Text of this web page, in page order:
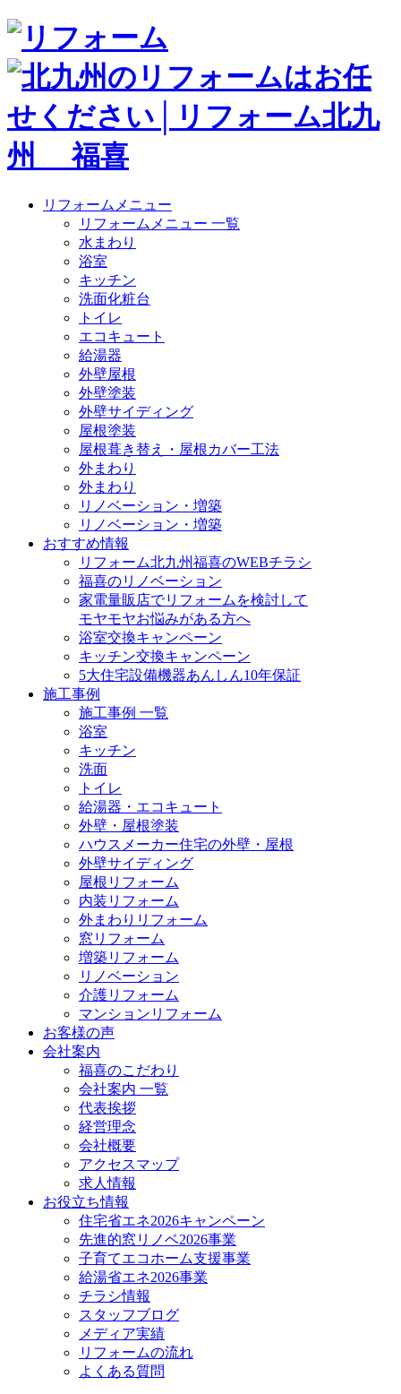
リフォームメニュー
リフォームメニュー 一覧
水まわり
浴室
キッチン
洗面化粧台
トイレ
エコキュート
給湯器
外壁屋根
外壁塗装
外壁サイディング
屋根塗装
屋根葺き替え・屋根カバー工法
外まわり
外まわり
リノベーション・増築
リノベーション・増築
おすすめ情報
リフォーム北九州福喜のWEBチラシ
福喜のリノベーション
家電量販店でリフォームを検討して
モヤモヤお悩みがある方へ
浴室交換キャンペーン
キッチン交換キャンペーン
5大住宅設備機器あんしん10年保証
施工事例
施工事例 一覧
浴室
キッチン
洗面
トイレ
給湯器・エコキュート
外壁・屋根塗装
ハウスメーカー住宅の外壁・屋根
外壁サイディング
屋根リフォーム
内装リフォーム
外まわりリフォーム
窓リフォーム
増築リフォーム
リノベーション
介護リフォーム
マンションリフォーム
お客様の声
会社案内
福喜のこだわり
会社案内 一覧
代表挨拶
経営理念
会社概要
アクセスマップ
求人情報
お役立ち情報
住宅省エネ2026キャンペーン
先進的窓リノベ2026事業
子育てエコホーム支援事業
給湯省エネ2026事業
チラシ情報
スタッフブログ
メディア実績
リフォームの流れ
よくある質問